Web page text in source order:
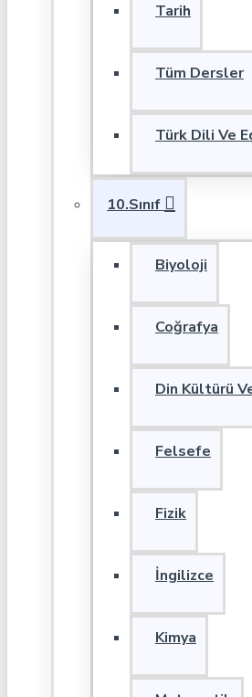
Tarih
Tüm Dersler
Türk Dili Ve
10.Sınıf
Biyoloji
Coğrafya
Din Kültürü
Felsefe
Fizik
İngilizce
Kimya